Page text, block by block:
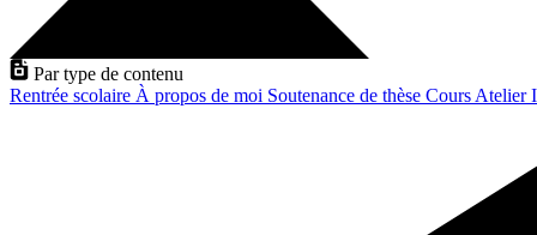
Par type de contenu
Rentrée scolaire À propos de moi Soutenance de thèse Cours Atelier